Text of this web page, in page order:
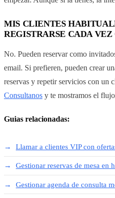
MIS CLIENTES
REGISTRARSE CADA VEZ
No. Pueden reservar como
email. Si prefieren, pueden crear
reservas y repetir servicios con un
Consultanos y te mostramos el
Guias relacionadas:
Llamar a clientes VIP con
Gestionar reservas de mesa en
Gestionar agenda de consulta